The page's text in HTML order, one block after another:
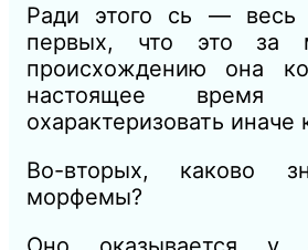
Ради этого сь — весь
первых, что это за
происхождению она
настоящее время
охарактеризовать иначе
Во-вторых, каково
морфемы?